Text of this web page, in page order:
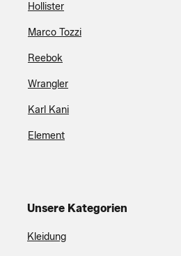
Hollister
Marco Tozzi
Reebok
Wrangler
Karl Kani
Element
Unsere Kategorien
Kleidung